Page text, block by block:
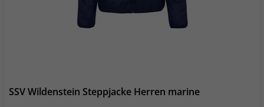
SSV Wildenstein Steppjacke Herren marine